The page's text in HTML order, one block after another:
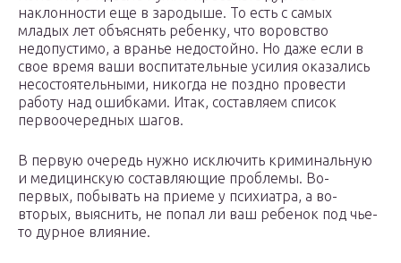
наклонности еще в зародыше. То есть с самых
младых лет объяснять ребенку, что воровство
недопустимо, а вранье недостойно. Но даже если в
свое время ваши воспитательные усилия оказались
несостоятельными, никогда не поздно провести
работу над ошибками. Итак, составляем список
первоочередных шагов.
В первую очередь нужно исключить криминальную
и медицинскую составляющие проблемы. Во-
первых, побывать на приеме у психиатра, а во-
вторых, выяснить, не попал ли ваш ребенок под чье-
то дурное влияние.